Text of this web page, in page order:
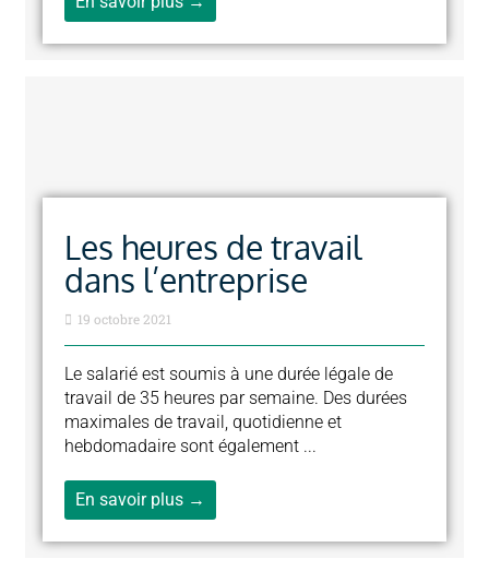
Les heures de travail
dans l’entreprise
19 octobre 2021
Le salarié est soumis à une durée légale de
travail de 35 heures par semaine. Des durées
maximales de travail, quotidienne et
hebdomadaire sont également ...
En savoir plus →